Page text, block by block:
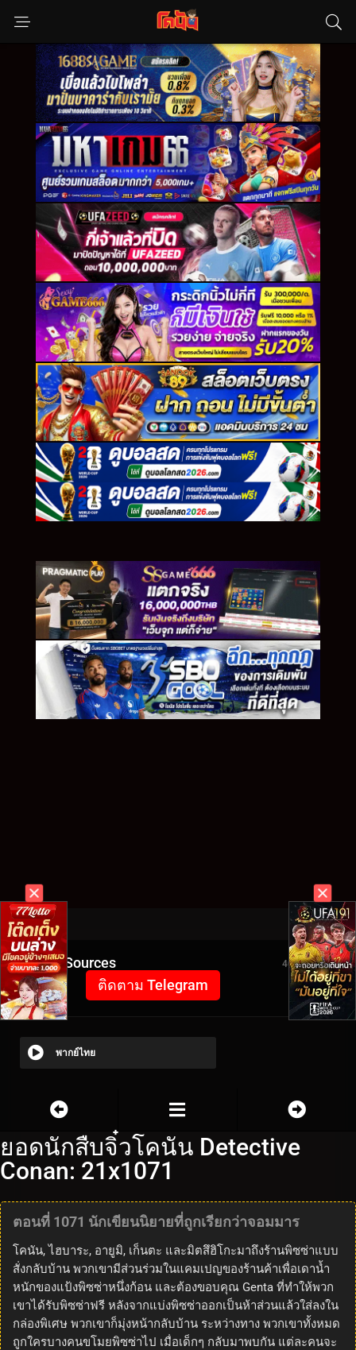
Video Sources 4079 Views
ติดตาม Telegram
พากย์ไทย
ยอดนักสืบจิ๋วโคนัน Detective
Conan: 21x1071
ตอนที่ 1071 นักเขียนนิยายที่ถูกเรียกว่าจอมมาร
โคนัน, ไฮบาระ, อายูมิ, เก็นตะ และมิตสึฮิโกะมาถึงร้านพิซซ่าแบบ
สั่งกลับบ้าน พวกเขามีส่วนร่วมในแคมเปญของร้านค้าเพื่อเดาน้ำ
หนักของแป้งพิซซ่าหนึ่งก้อน และต้องขอบคุณ Genta ที่ทำให้พวก
เขาได้รับพิซซ่าฟรี หลังจากแบ่งพิซซ่าออกเป็นห้าส่วนแล้วใส่ลงใน
กล่องพิเศษ พวกเขาก็มุ่งหน้ากลับบ้าน ระหว่างทาง พวกเขาทั้งหมด
ถูกใครบางคนขโมยพิซซ่าไป เมื่อเด็กๆ กลับมาพบกัน แต่ละคนจะ